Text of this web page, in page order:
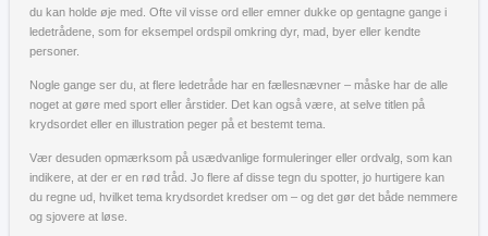
du kan holde øje med. Ofte vil visse ord eller emner dukke op gentagne gange i
ledetrådene, som for eksempel ordspil omkring dyr, mad, byer eller kendte
personer.
Nogle gange ser du, at flere ledetråde har en fællesnævner – måske har de alle
noget at gøre med sport eller årstider. Det kan også være, at selve titlen på
krydsordet eller en illustration peger på et bestemt tema.
Vær desuden opmærksom på usædvanlige formuleringer eller ordvalg, som kan
indikere, at der er en rød tråd. Jo flere af disse tegn du spotter, jo hurtigere kan
du regne ud, hvilket tema krydsordet kredser om – og det gør det både nemmere
og sjovere at løse.